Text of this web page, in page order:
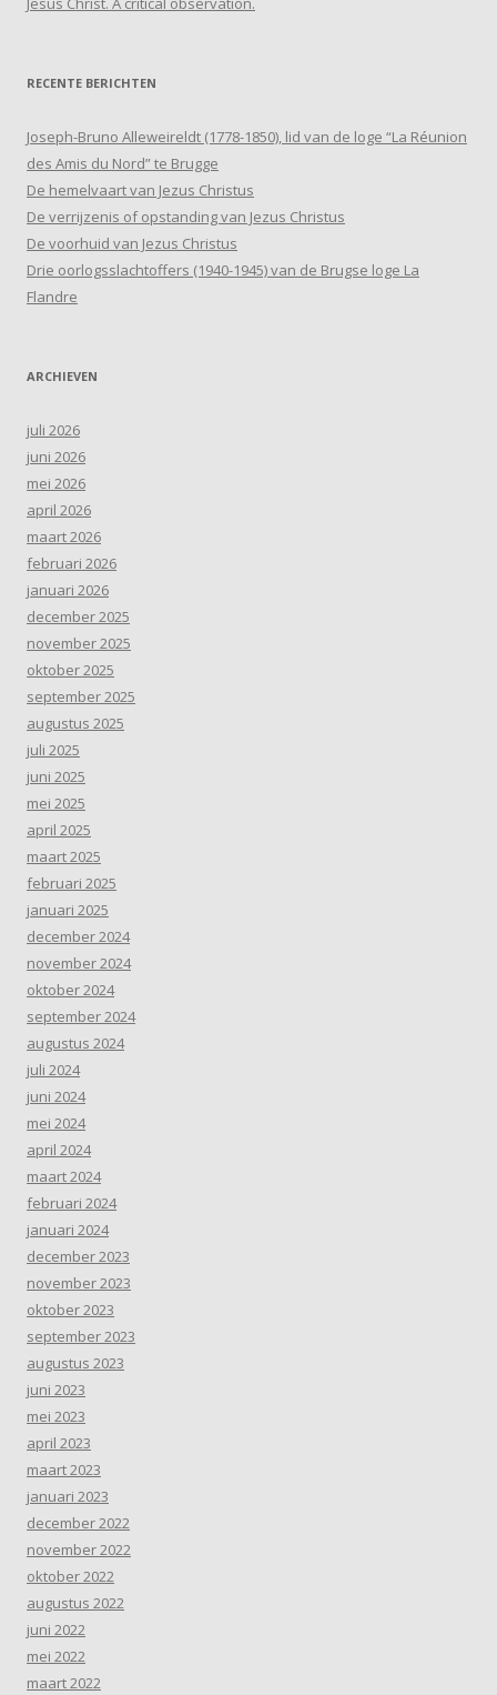
RECENTE BERICHTEN
Joseph-Bruno Alleweireldt (1778-1850), lid van de loge “La Réunion
des Amis du Nord” te Brugge
De hemelvaart van Jezus Christus
De verrijzenis of opstanding van Jezus Christus
De voorhuid van Jezus Christus
Drie oorlogsslachtoffers (1940-1945) van de Brugse loge La
Flandre
ARCHIEVEN
juli 2026
juni 2026
mei 2026
april 2026
maart 2026
februari 2026
januari 2026
december 2025
november 2025
oktober 2025
september 2025
augustus 2025
juli 2025
juni 2025
mei 2025
april 2025
maart 2025
februari 2025
januari 2025
december 2024
november 2024
oktober 2024
september 2024
augustus 2024
juli 2024
juni 2024
mei 2024
april 2024
maart 2024
februari 2024
januari 2024
december 2023
november 2023
oktober 2023
september 2023
augustus 2023
juni 2023
mei 2023
april 2023
maart 2023
januari 2023
december 2022
november 2022
oktober 2022
augustus 2022
juni 2022
mei 2022
maart 2022